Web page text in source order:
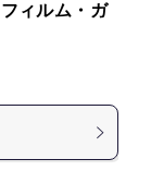
ィルム・ガ